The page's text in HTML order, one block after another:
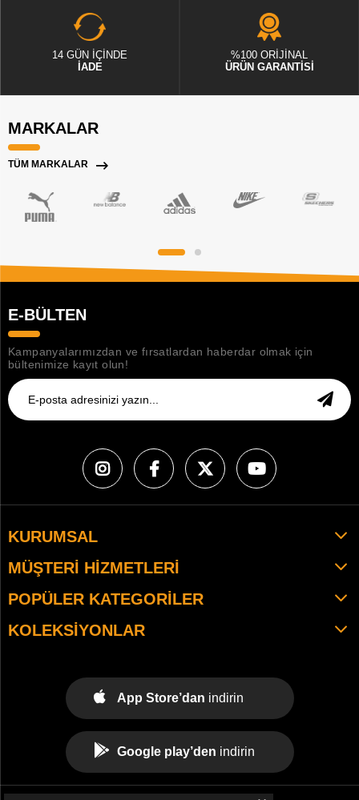
14 GÜN İÇİNDE
İADE
%100 ORİJİNAL
ÜRÜN GARANTİSİ
MARKALAR
TÜM MARKALAR
E-BÜLTEN
Kampanyalarımızdan ve fırsatlardan haberdar olmak için
bültenimize kayıt olun!
KURUMSAL
MÜŞTERI HIZMETLERI
POPÜLER KATEGORILER
KOLEKSIYONLAR
App Store’dan indirin
Google play’den indirin